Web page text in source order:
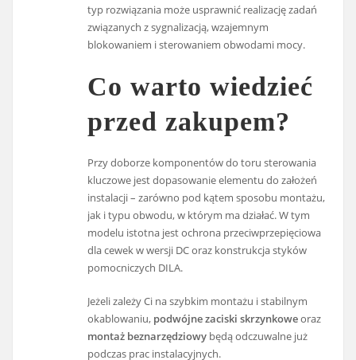
typ rozwiązania może usprawnić realizację zadań
związanych z sygnalizacją, wzajemnym
blokowaniem i sterowaniem obwodami mocy.
Co warto wiedzieć
przed zakupem?
Przy doborze komponentów do toru sterowania
kluczowe jest dopasowanie elementu do założeń
instalacji – zarówno pod kątem sposobu montażu,
jak i typu obwodu, w którym ma działać. W tym
modelu istotna jest ochrona przeciwprzepięciowa
dla cewek w wersji DC oraz konstrukcja styków
pomocniczych DILA.
Jeżeli zależy Ci na szybkim montażu i stabilnym
okablowaniu, podwójne zaciski skrzynkoweoraz
montaż beznarzędziowy będą odczuwalne już
podczas prac instalacyjnych.